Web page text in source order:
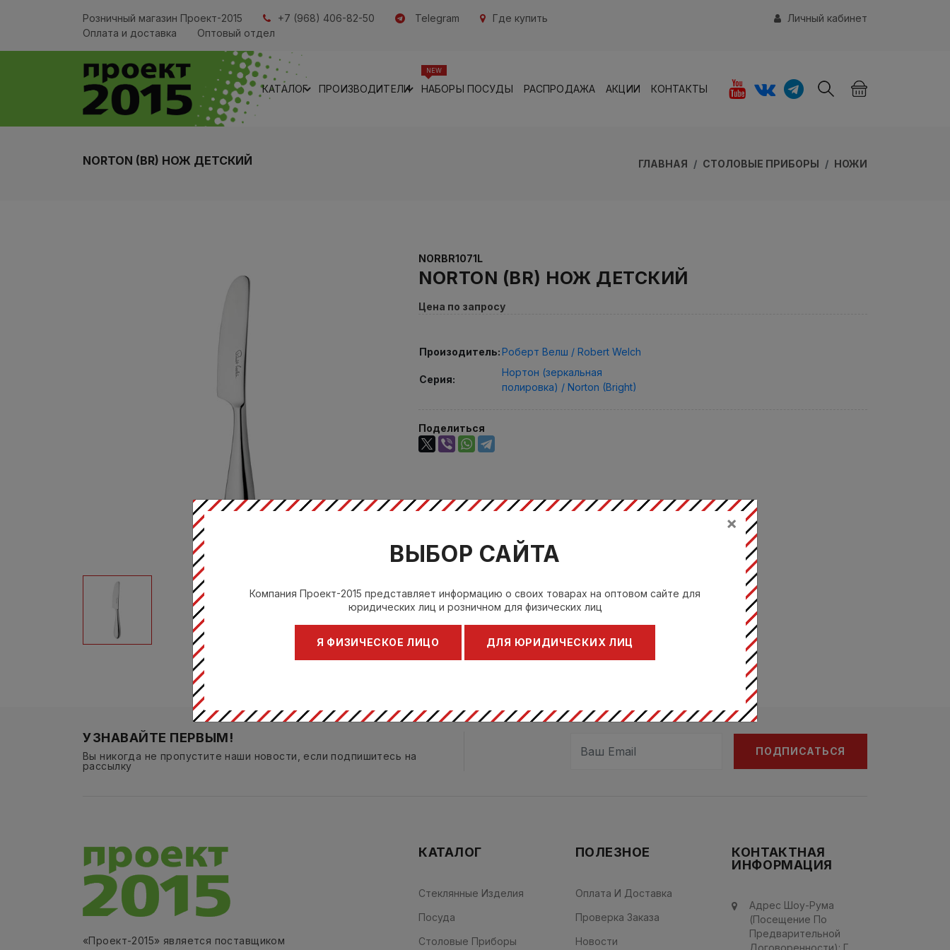
Розничный магазин Проект-2015 +7 (968) 406-82-50 Telegram
Где купить
Оплата и доставка
Оптовый отдел
Личный кабинет
КАТАЛОГ ПРОИЗВОДИТЕЛИ НАБОРЫ ПОСУДЫ
NEW
РАСПРОДАЖА АКЦИИ КОНТАКТЫ
NORTON (BR) НОЖ ДЕТСКИЙ ГЛАВНАЯ СТОЛОВЫЕ ПРИБОРЫ НОЖИ
NORBR1071L
NORTON (BR) НОЖ ДЕТСКИЙ
Цена по запросу
Произодитель:Роберт Велш / Robert Welch
Серия:
Нортон (зеркальная
полировка) / Norton (Bright)
Поделиться
УЗНАВАЙТЕ ПЕРВЫМ!
Вы никогда не пропустите наши новости, если подпишитесь на
рассылку
ПОДПИСАТЬСЯ
«Проект-2015» является поставщиком
КАТАЛОГ
Стеклянные Изделия
Посуда
Столовые Приборы
ПОЛЕЗНОЕ
Оплата И Доставка
Проверка Заказа
Новости
КОНТАКТНАЯ
ИНФОРМАЦИЯ
Адрес Шоу-Рума
(посещение По
Предварительной
Договоренности): Г.
×
ВЫБОР САЙТА
Компания Проект-2015 представляет информацию о своих товарах на оптовом сайте для
юридических лиц и розничном для физических лиц
Я ФИЗИЧЕСКОЕ ЛИЦО ДЛЯ ЮРИДИЧЕСКИХ ЛИЦ